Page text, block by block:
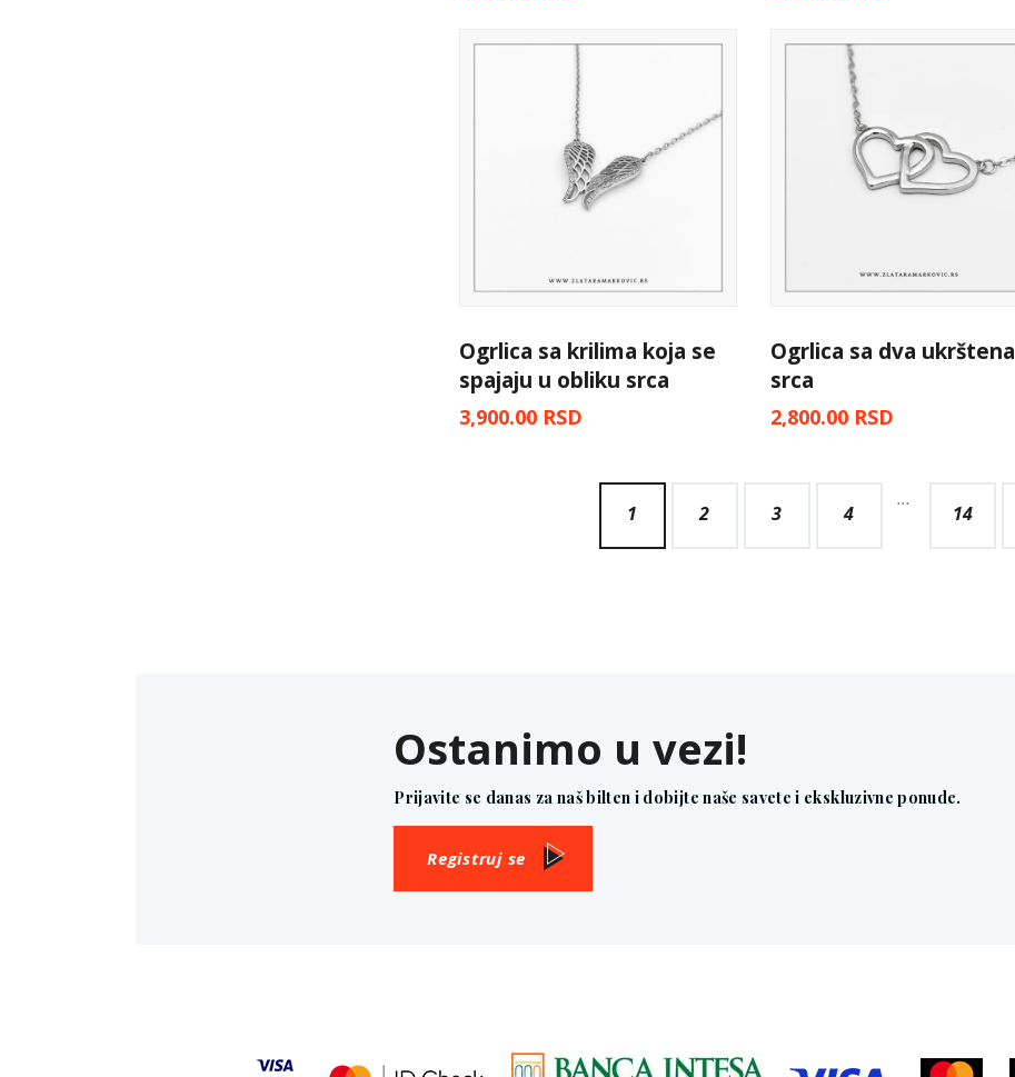
Ogrlica sa krilima koja se
spajaju u obliku srca
3,900.00 RSD
Ogrlica sa dva ukrštena
srca
2,800.00 RSD
1 2 3 4
…
14
Ostanimo u vezi!
Prijavite se danas za naš bilten i dobijte naše savete i ekskluzivne ponude.
Registruj se